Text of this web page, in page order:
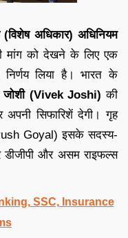
अधिकार) अधिनियम
मांग को देखने के लिए एक
निर्णय लिया है। भारत के
जोशी (Vivek Joshi)की
अपनी सिफारिशें देगी। गृह
Goyal) इसके सदस्य-
और असम राइफल्स
SSC, Insurance